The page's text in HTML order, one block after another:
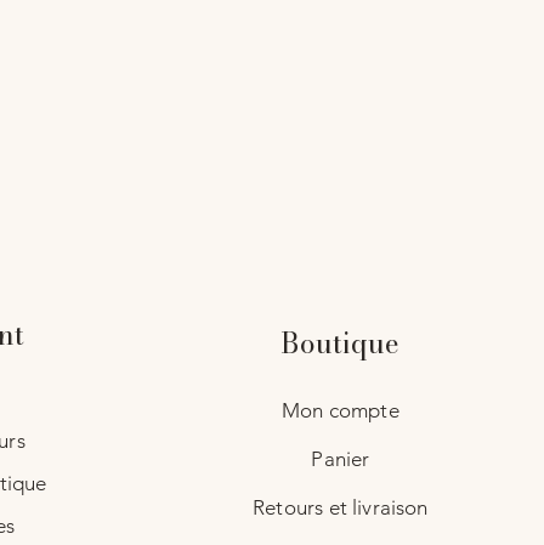
Boutique
Mon compte
Panier
Retours et livraison